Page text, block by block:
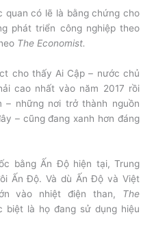
quan có lẽ là bằng chứng cho
phát triển công nghiệp theo
The Economist.
cho thấy Ai Cập – nước chủ
cao nhất vào năm 2017 rồi
những nơi trở thành nguồn
– cũng đang xanh hơn đáng
bằng Ấn Độ hiện tại, Trung
Ấn Độ. Và dù Ấn Độ và Việt
vào nhiệt điện than, The
biệt là họ đang sử dụng hiệu